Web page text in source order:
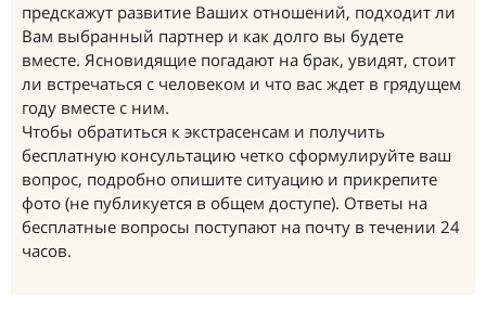
предскажут развитие Ваших отношений, подходит ли
Вам выбранный партнер и как долго вы будете
вместе. Ясновидящие погадают на брак, увидят, стоит
ли встречаться с человеком и что вас ждет в грядущем
году вместе с ним.
Чтобы обратиться к экстрасенсам и получить
бесплатную консультацию четко сформулируйте ваш
вопрос, подробно опишите ситуацию и прикрепите
фото (не публикуется в общем доступе). Ответы на
бесплатные вопросы поступают на почту в течении 24
часов.